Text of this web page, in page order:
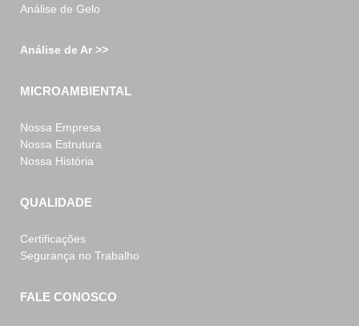
Análise de Gelo
Análise de Ar >>
MICROAMBIENTAL
Nossa Empresa
Nossa Estrutura
Nossa História
QUALIDADE
Certificações
Segurança no Trabalho
FALE CONOSCO